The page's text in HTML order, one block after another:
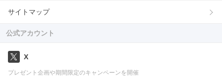
サイトマップ
公式アカウント
X
プレゼント企画や期間限定のキャンペーンを開催